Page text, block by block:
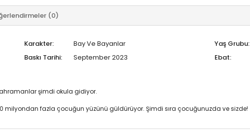
(0)
Karakter: Bay Ve Bayanlar Yaş Grubu:
Baskı Tarihi: September 2023 Ebat:
şimdi okula gidiyor.
milyondan fazla çocuğun yüzünü güldürüyor. Şimdi sıra çocuğunuzda ve sizde!